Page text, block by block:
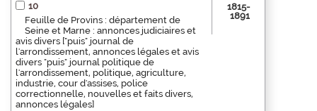
10
Feuille de Provins : département de
Seine et Marne : annonces judiciaires et
avis divers ["puis" journal de
l'arrondissement, annonces légales et avis
divers "puis" journal politique de
l'arrondissement, politique, agriculture,
industrie, cour d'assises, police
correctionnelle, nouvelles et faits divers,
annonces légales]
1815-
1891